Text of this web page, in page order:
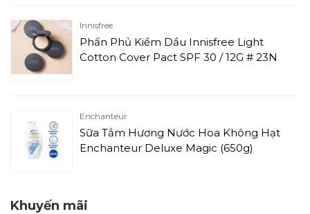
Innisfree
Phấn Phủ Kiềm Dầu Innisfree Light
Cotton Cover Pact SPF 30 / 12G # 23N
Enchanteur
Sữa Tắm Hương Nước Hoa Không Hạt
Enchanteur Deluxe Magic (650g)
Khuyến mãi